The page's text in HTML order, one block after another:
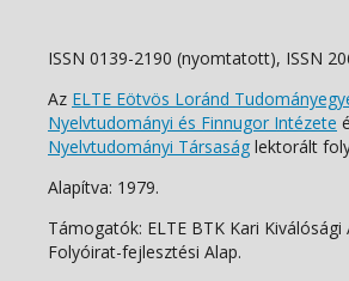
ISSN 0139-2190 (nyomtatott), ISSN
Az ELTE Eötvös Loránd
Nyelvtudományi és Finnugor Intézete
Nyelvtudományi Társaság lektorált
Alapítva: 1979.
Támogatók: ELTE BTK Kari Kiválósági
Folyóirat-fejlesztési Alap.